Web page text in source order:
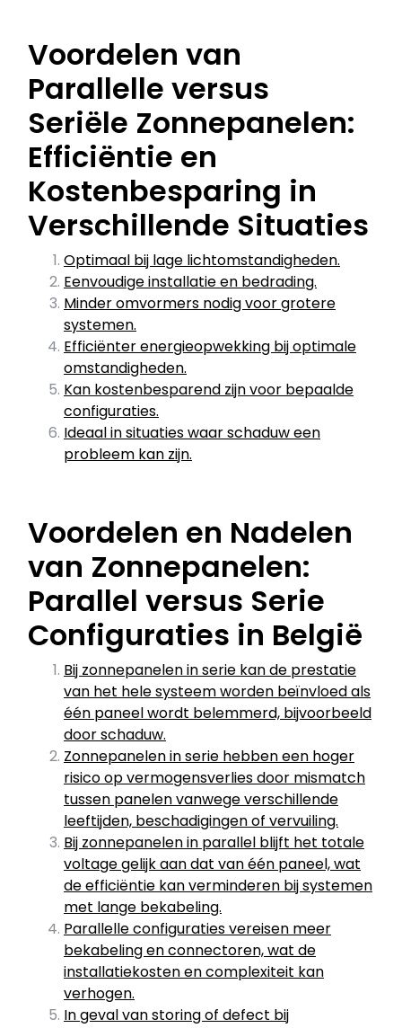
Voordelen van
Parallelle versus
Seriële Zonnepanelen:
Efficiëntie en
Kostenbesparing in
Verschillende Situaties
Optimaal bij lage lichtomstandigheden.
Eenvoudige installatie en bedrading.
Minder omvormers nodig voor grotere
systemen.
Efficiënter energieopwekking bij optimale
omstandigheden.
Kan kostenbesparend zijn voor bepaalde
configuraties.
Ideaal in situaties waar schaduw een
probleem kan zijn.
Voordelen en Nadelen
van Zonnepanelen:
Parallel versus Serie
Configuraties in België
Bij zonnepanelen in serie kan de prestatie
van het hele systeem worden beïnvloed als
één paneel wordt belemmerd, bijvoorbeeld
door schaduw.
Zonnepanelen in serie hebben een hoger
risico op vermogensverlies door mismatch
tussen panelen vanwege verschillende
leeftijden, beschadigingen of vervuiling.
Bij zonnepanelen in parallel blijft het totale
voltage gelijk aan dat van één paneel, wat
de efficiëntie kan verminderen bij systemen
met lange bekabeling.
Parallelle configuraties vereisen meer
bekabeling en connectoren, wat de
installatiekosten en complexiteit kan
verhogen.
In geval van storing of defect bij